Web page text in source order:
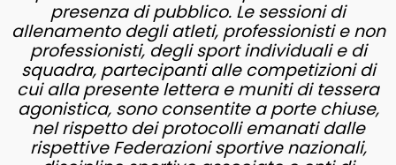
presenza di pubblico. Le sessioni di
allenamento degli atleti, professionisti e non
professionisti, degli sport individuali e di
squadra, partecipanti alle competizioni di
cui alla presente lettera e muniti di tessera
agonistica, sono consentite a porte chiuse,
nel rispetto dei protocolli emanati dalle
rispettive Federazioni sportive nazionali,